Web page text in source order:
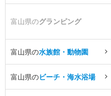
富山県のグランピング
富山県の水族館・動物園
富山県のビーチ・海水浴場